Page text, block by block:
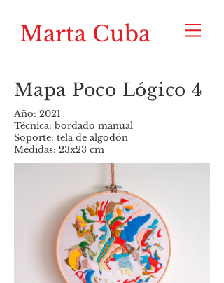
Marta Cuba
Mapa Poco Lógico 4
Año: 2021
Técnica: bordado manual
Soporte: tela de algodón
Medidas: 23x23 cm